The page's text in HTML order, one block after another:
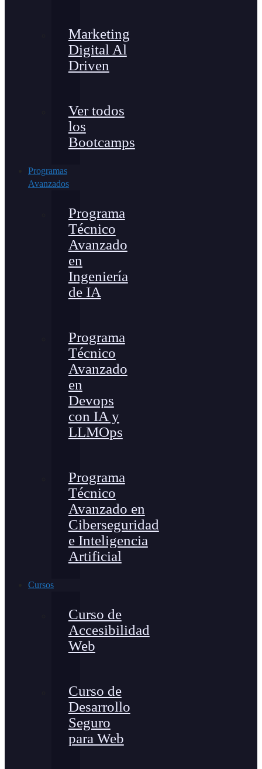
Marketing
Digital Al
Driven
Ver todos
los
Bootcamps
Programas
Avanzados
Programa
Técnico
Avanzado
en
Ingeniería
de IA
Programa
Técnico
Avanzado
en
Devops
con IA y
LLMOps
Programa
Técnico
Avanzado en
Ciberseguridad
e Inteligencia
Artificial
Cursos
Curso de
Accesibilidad
Web
Curso de
Desarrollo
Seguro
para Web